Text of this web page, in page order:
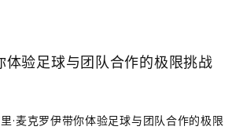
体验足球与团队合作的极限挑战
·麦克罗伊带你体验足球与团队合作的极限